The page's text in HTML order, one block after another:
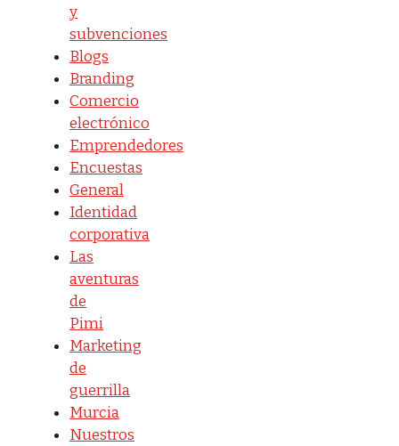
y
subvenciones
Blogs
Branding
Comercio
electrónico
Emprendedores
Encuestas
General
Identidad
corporativa
Las
aventuras
de
Pimi
Marketing
de
guerrilla
Murcia
Nuestros